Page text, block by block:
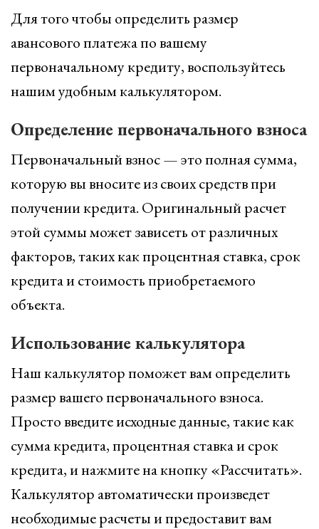
Для того чтобы определить размер
авансового платежа по вашему
первоначальному кредиту, воспользуйтесь
нашим удобным калькулятором.
Определение первоначального взноса
Первоначальный взнос — это полная сумма,
которую вы вносите из своих средств при
получении кредита. Оригинальный расчет
этой суммы может зависеть от различных
факторов, таких как процентная ставка, срок
кредита и стоимость приобретаемого
объекта.
Использование калькулятора
Наш калькулятор поможет вам определить
размер вашего первоначального взноса.
Просто введите исходные данные, такие как
сумма кредита, процентная ставка и срок
кредита, и нажмите на кнопку «Рассчитать».
Калькулятор автоматически произведет
необходимые расчеты и предоставит вам